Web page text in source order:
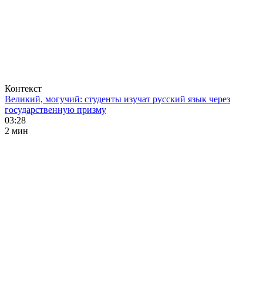
Контекст
Великий, могучий: студенты изучат русский язык через
государственную призму
03:28
2 мин